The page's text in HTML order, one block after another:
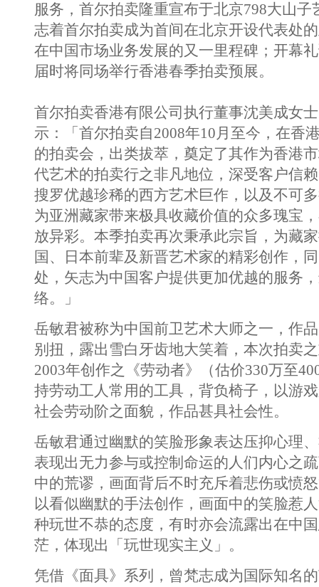
服务，首尔拍卖隆重宣布于北京798大山
志着首尔拍卖成为首间在北京开设代表处
在中国市场业务发展的又一里程碑；开幕
届时将同场举行香港春季拍卖预展。
首尔拍卖香港有限公司执行董事沈美成女
示：「首尔拍卖自2008年10月至今，在香
的拍卖会，出类拔萃，奠定了其作为香港
代艺术的拍卖行之非凡地位，深受客户信
搜罗优越珍稀的西方艺术巨作，以及不可
为亚洲藏家带来极具收藏价值的众多瑰宝
放异彩。本季拍卖再次秉承此宗旨，为藏
国、日本前辈及新晋艺术家的精彩创作，
处，矢志为中国客户提供更加优越的服务
络。」
岳敏君被称为中国前卫艺术大师之一，作
别扭，露出雪白牙齿地大笑着，本次拍卖
2003年创作之《劳动者》（估价330万至
持劳动工人常用的工具，背负椅子，以游
社会劳动阶之面貌，作品甚具社会性。
岳敏君通过幽默的笑脸形象表达压抑心理
表现出无力参与或控制命运的人们内心之
中的荒谬，画面背后不时充斥着悲伤或愤
以看似幽默的手法创作，画面中的笑脸惹
种玩世不恭的态度，有时亦会流露出在中
茫，体现出「玩世现实主义」。
凭借《面具》系列，曾梵志成为国际知名